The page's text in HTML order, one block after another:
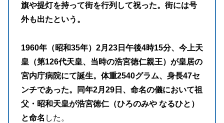
旗や提灯を持って街を行列して祝った。街には号
外も出たという。
1960年（昭和35年）2月23日午後4時15分、今上天
皇（第126代天皇、当時の浩宮徳仁親王）が皇居の
宮内庁病院にて誕生。体重2540グラム、身長47セ
ンチであった。同年2月29日、命名の儀において祖
父・昭和天皇が浩宮徳仁（ひろのみや なるひと）
と命名 した。